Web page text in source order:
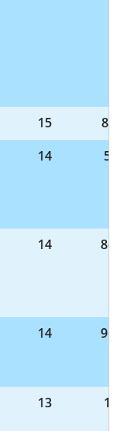
15
8-
14 5-
14 8-
14 9-
13 1-